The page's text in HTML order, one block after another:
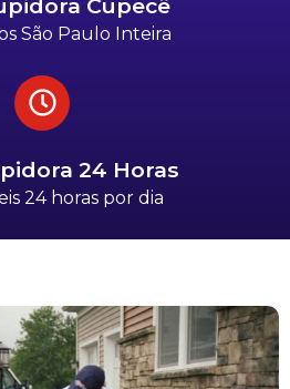
São Paulo Inteira
24 Horas
24 horas por dia